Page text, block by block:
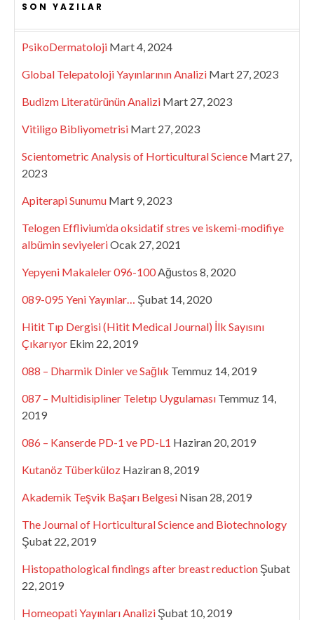
SON YAZILAR
PsikoDermatoloji Mart 4, 2024
Global Telepatoloji Yayınlarının Analizi Mart 27, 2023
Budizm Literatürünün Analizi Mart 27, 2023
Vitiligo Bibliyometrisi Mart 27, 2023
Scientometric Analysis of Horticultural Science Mart 27,
2023
Apiterapi Sunumu Mart 9, 2023
Telogen Efflivium’da oksidatif stres ve iskemi-modifiye
albümin seviyeleriOcak 27, 2021
Yepyeni Makaleler 096-100Ağustos 8, 2020
089-095 Yeni Yayınlar… Şubat 14, 2020
Hitit Tıp Dergisi (Hitit Medical Journal) İlk Sayısını
Çıkarıyor Ekim 22, 2019
088 – Dharmik Dinler ve Sağlık Temmuz 14, 2019
087 – Multidisipliner Teletıp Uygulaması Temmuz 14,
2019
086 – Kanserde PD-1 ve PD-L1 Haziran 20, 2019
Kutanöz Tüberküloz Haziran 8, 2019
Akademik Teşvik Başarı Belgesi Nisan 28, 2019
The Journal of Horticultural Science and Biotechnology
Şubat 22, 2019
Histopathological findings after breast reduction Şubat
22, 2019
Homeopati Yayınları Analizi Şubat 10, 2019